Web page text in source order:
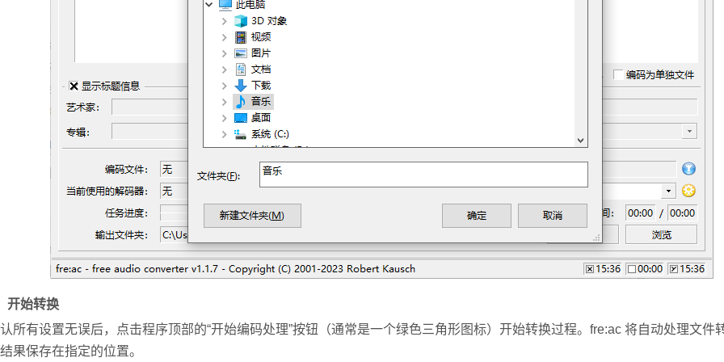
开始转换
所有设置无误后，点击程序顶部的“开始编码处理”按钮（通常是一个绿色三角形图标）开始转换过程。 fre:ac 将自动处理文件
果保存在指定的位置。